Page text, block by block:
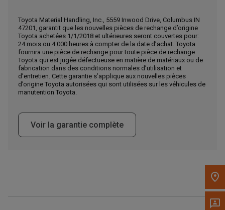
Appelez maintenant
Envoyez un message au concessionnaire
Écrivez-nous
navigation supérieur pour rechercher un autre concessionnaire.
Toyota Material Handling, Inc., 5559 Inwood Drive, Columbus IN
47201, garantit que les nouvelles pièces de rechange d’origine
Toyota achetées 1/1/2018 et ultérieures seront couvertes pour:
24 mois ou 4 000 heures à compter de la date d’achat. Toyota
fournira une pièce de rechange pour toute pièce de rechange
Toyota qui est jugée défectueuse en matière de matériaux ou de
fabrication dans des conditions normales d’utilisation et
d’entretien. Cette garantie s’applique aux nouvelles pièces
d’origine Toyota autorisées qui sont utilisées sur les véhicules de
manutention Toyota.
Voir la garantie complète